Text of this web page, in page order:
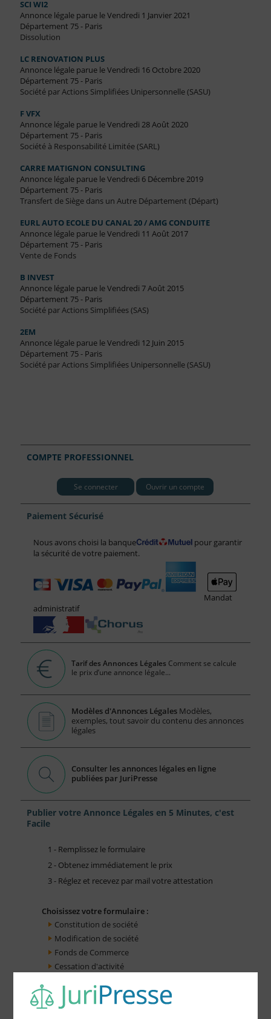
SCI WI2
Annonce légale parue le Vendredi 1 Janvier 2021
Département 75 - Paris
Dissolution
LC RENOVATION PLUS
Annonce légale parue le Vendredi 16 Octobre 2020
Département 75 - Paris
Société par Actions Simplifiées Unipersonnelle (SASU)
F VFX
Annonce légale parue le Vendredi 28 Août 2020
Département 75 - Paris
Société à Responsabilité Limitée (SARL)
CARRE MATIGNON CONSULTING
Annonce légale parue le Vendredi 6 Décembre 2019
Département 75 - Paris
Transfert de Siège dans un Autre Département (Départ)
EURL AUTO ECOLE DU CANAL 20 / AMG CONDUITE
Annonce légale parue le Vendredi 11 Août 2017
Département 75 - Paris
Vente de Fonds
B INVEST
Annonce légale parue le Vendredi 7 Août 2015
Département 75 - Paris
Société par Actions Simplifiées (SAS)
2EM
Annonce légale parue le Vendredi 12 Juin 2015
Département 75 - Paris
Société par Actions Simplifiées Unipersonnelle (SASU)
COMPTE PROFESSIONNEL
Se connecter Ouvrir un compte
Paiement Sécurisé
Nous avons choisi la banque
pour garantir
la sécurité de votre paiement.
Mandat
administratif
Tarif des Annonces Légales Comment se calcule
le prix d’une annonce légale...
Modèles d'Annonces Légales Modèles,
exemples, tout savoir du contenu des annonces
légales
Consulter les annonces légales en ligne
publiées par JuriPresse
Publier votre Annonce Légales en 5 Minutes, c'est
Facile
1 - Remplissez le formulaire
2 - Obtenez immédiatement le prix
3 - Réglez et recevez par mail votre attestation
Choisissez votre formulaire :
Constitution de société
Modification de société
Fonds de Commerce
Cessation d'activité